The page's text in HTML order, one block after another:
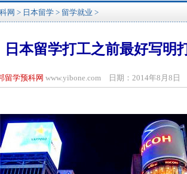
网 > 日本留学 > 留学就业 >
日本留学打工之前最好写明
留学预科网 www.yibone.com 日期：2014年8月8日